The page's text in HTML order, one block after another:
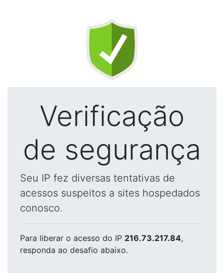
Verificação
de segurança
Seu IP fez diversas tentativas de
acessos suspeitos a sites hospedados
conosco.
Para liberar o acesso do IP 216.73.217.84,
responda ao desafio abaixo.